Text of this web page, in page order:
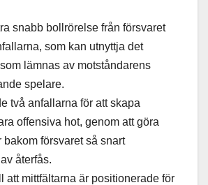
snabb bollrörelse från försvaret
som kan utnyttja det
lämnas av motståndarens
spelare.
två anfallarna för att skapa
offensiva hot, genom att göra
bakom försvaret så snart
återfås.
att mittfältarna är positionerade för